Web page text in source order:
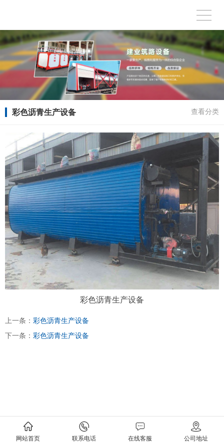
彩色沥青生产设备 查看分类
彩色沥青生产设备
上一条： 彩色沥青生产设备
下一条： 彩色沥青生产设备
网站首页 联系电话 在线客服 公司地址